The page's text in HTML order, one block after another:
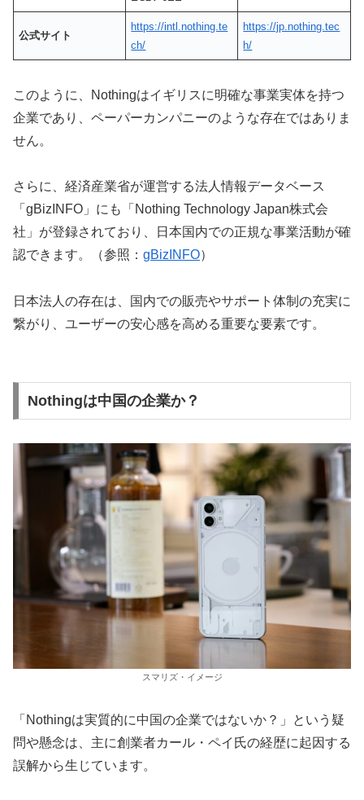
公式サイト
https://intl.nothing.te
ch/
https://jp.nothing.tec
h/
このように、Nothingはイギリスに明確な事業実体を持つ
企業であり、ペーパーカンパニーのような存在ではありま
せん。
さらに、経済産業省が運営する法人情報データベース
「gBizINFO」にも「Nothing Technology Japan株式会
社」が登録されており、日本国内での正規な事業活動が確
認できます。（参照： gBizINFO）
日本法人の存在は、国内での販売やサポート体制の充実に
繋がり、ユーザーの安心感を高める重要な要素です。
Nothingは中国の企業か？
スマリズ・イメージ
「Nothingは実質的に中国の企業ではないか？」という疑
問や懸念は、主に創業者カール・ペイ氏の経歴に起因する
誤解から生じています。